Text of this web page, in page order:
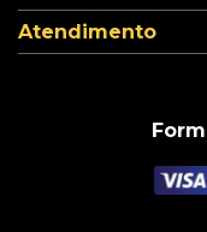
Atendimento